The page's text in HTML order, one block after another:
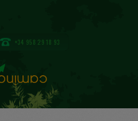
+34 958 29 18 93